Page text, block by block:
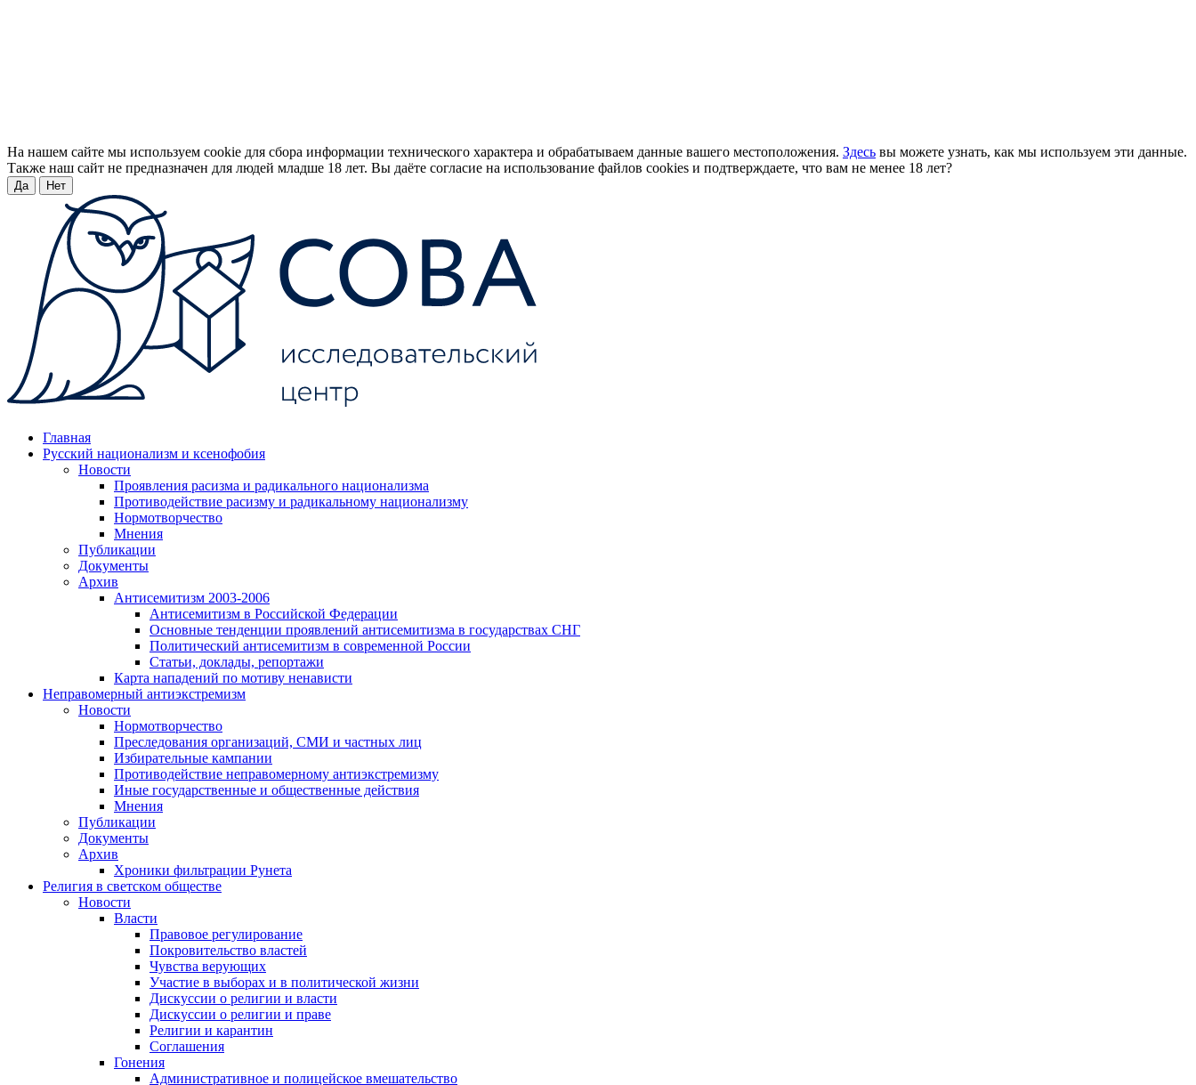
На нашем сайте мы используем cookie для сбора информации технического характера и обрабатываем данные вашего местоположения. Здесь вы можете узнать, как мы используем эти данные.
Также наш сайт не предназначен для людей младше 18 лет. Вы даёте согласие на использование файлов cookies и подтверждаете, что вам не менее 18 лет?
Да Нет
Главная
Русский национализм и ксенофобия
Новости
Проявления расизма и радикального национализма
Противодействие расизму и радикальному национализму
Нормотворчество
Мнения
Публикации
Документы
Архив
Антисемитизм 2003-2006
Антисемитизм в Российской Федерации
Основные тенденции проявлений антисемитизма в государствах СНГ
Политический антисемитизм в современной России
Статьи, доклады, репортажи
Карта нападений по мотиву ненависти
Неправомерный антиэкстремизм
Новости
Нормотворчество
Преследования организаций, СМИ и частных лиц
Избирательные кампании
Противодействие неправомерному антиэкстремизму
Иные государственные и общественные действия
Мнения
Публикации
Документы
Архив
Хроники фильтрации Рунета
Религия в светском обществе
Новости
Власти
Правовое регулирование
Покровительство властей
Чувства верующих
Участие в выборах и в политической жизни
Дискуссии о религии и власти
Дискуссии о религии и праве
Религии и карантин
Соглашения
Гонения
Административное и полицейское вмешательство